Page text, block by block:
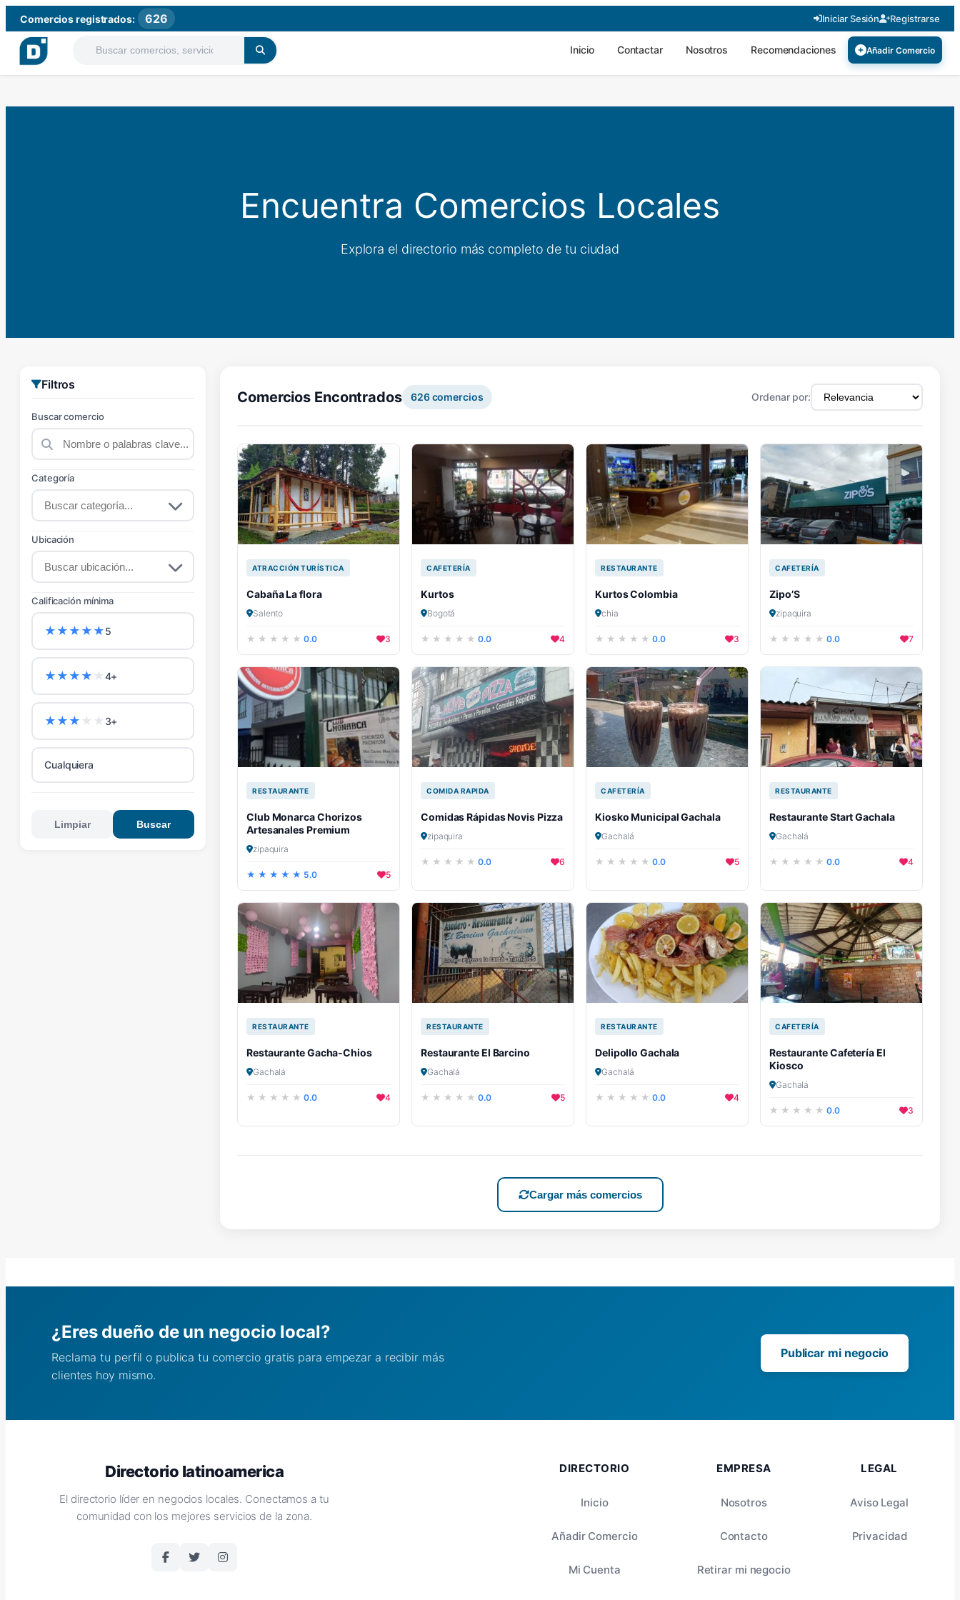
Comercios registrados: 626 Iniciar Sesión Registrarse
Inicio Contactar Nosotros Recomendaciones Añadir Comercio
Encuentra Comercios Locales
Explora el directorio más completo de tu ciudad
Filtros
Buscar comercio
Categoría
Ubicación
Calificación mínima
★ ★ ★ ★ ★5
★ ★ ★ ★ ★4+
★ ★ ★ ★ ★ 3+
Cualquiera
Limpiar Buscar
Comercios Encontrados 626comercios Ordenar por:
ATRACCIÓN TURÍSTICA
Cabaña La flora
Salento
0.0 3
CAFETERÍA
Kurtos
Bogotá
0.0 4
RESTAURANTE
Kurtos Colombia
chia
0.0 3
CAFETERÍA
Zipo’S
zipaquira
0.0 7
RESTAURANTE
Club Monarca Chorizos
Artesanales Premium
zipaquira
5.0 5
COMIDA RAPIDA
Comidas Rápidas Novis Pizza
zipaquira
0.0 6
CAFETERÍA
Kiosko Municipal Gachala
Gachalá
0.0 5
RESTAURANTE
Restaurante Start Gachala
Gachalá
0.0 4
RESTAURANTE
Restaurante Gacha-Chios
Gachalá
0.0 4
RESTAURANTE
Restaurante El Barcino
Gachalá
0.0 5
RESTAURANTE
Delipollo Gachala
Gachalá
0.0 4
CAFETERÍA
Restaurante Cafetería El
Kiosco
Gachalá
0.0 3
Cargar más comercios
¿Eres dueño de un negocio local?
Reclama tu perfil o publica tu comercio gratis para empezar a recibir más
clientes hoy mismo.
Publicar mi negocio
Directorio latinoamerica
El directorio líder en negocios locales. Conectamos a tu
comunidad con los mejores servicios de la zona.
DIRECTORIO
Inicio
Añadir Comercio
Mi Cuenta
EMPRESA
Nosotros
Contacto
Retirar mi negocio
LEGAL
Aviso Legal
Privacidad